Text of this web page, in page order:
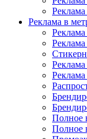
Реклама в
Реклама
Полное
Полное